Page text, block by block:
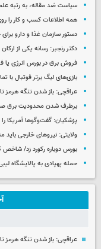
سیاست ضد مقاله، به رتبه
همه اطلاعات کسب‌ و کار را
دستور سازمان غذا و دارو برای جمع‌آوری ۳
دکتر رنجبر: رسانه یکی از
فروش برق در بورس انرژی یا
بازی‌های لیگ برتر فوتبال با
عراقچی: باز شدن تنگه هرمز
برطرف شدن محدودیت‌ برق
پزشکیان: گفت‌وگوها آمریکا
ولایتی: نیروهای خارجی باید
بورس دوباره رکورد زد/ شاخص کل وارد
حمله پهپادی به پالایشگاه
عراقچی: باز شدن تنگه هرمز